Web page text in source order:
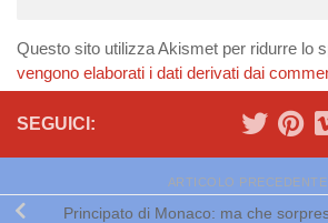
Questo sito utilizza Akismet per ridurre lo
vengono elaborati i dati derivati dai
SEGUICI:
ARTICOLO PRECEDENTE
Principato di Monaco: ma che